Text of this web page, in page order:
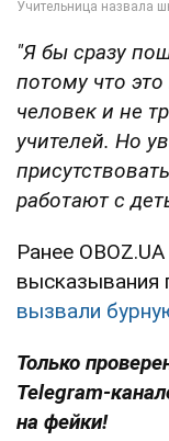
"Я бы сразу
потому что
человек и не
учителей. Но
работают с
Ранее
высказывания
вызвали
Только
Telegram-
на фейки!